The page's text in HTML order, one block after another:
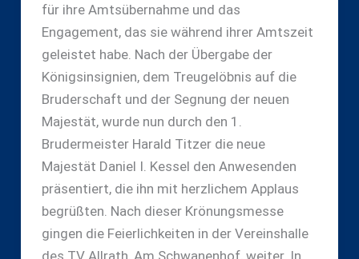
für ihre Amtsübernahme und das
Engagement, das sie während ihrer Amtszeit
geleistet habe. Nach der Übergabe der
Königsinsignien, dem Treugelöbnis auf die
Bruderschaft und der Segnung der neuen
Majestät, wurde nun durch den 1.
Brudermeister Harald Titzer die neue
Majestät Daniel I. Kessel den Anwesenden
präsentiert, die ihn mit herzlichem Applaus
begrüßten. Nach dieser Krönungsmesse
gingen die Feierlichkeiten in der Vereinshalle
des TV Allrath, Am Schwanenhof, weiter. In